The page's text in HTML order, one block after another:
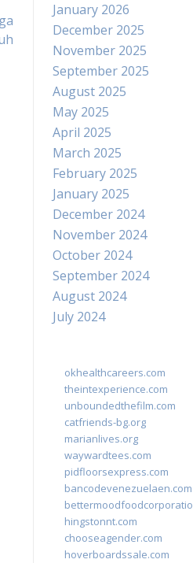
January 2026
December 2025
November 2025
September 2025
August 2025
May 2025
April 2025
March 2025
February 2025
January 2025
December 2024
November 2024
October 2024
September 2024
August 2024
July 2024
okhealthcareers.com
theintexperience.com
unboundedthefilm.com
catfriends-bg.org
marianlives.org
waywardtees.com
pidfloorsexpress.com
bancodevenezuelaen.com
hingstonnt.com
chooseagender.com
hoverboardssale.com